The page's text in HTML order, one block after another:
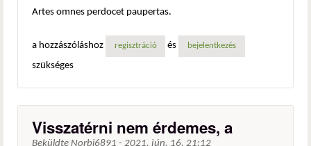
Artes omnes perdocet paupertas.
a hozzászóláshoz regisztráció és bejelentkezés
szükséges
Visszatérni nem érdemes, a
Beküldte Norbi6891 - 2021. jún. 16. 21:12